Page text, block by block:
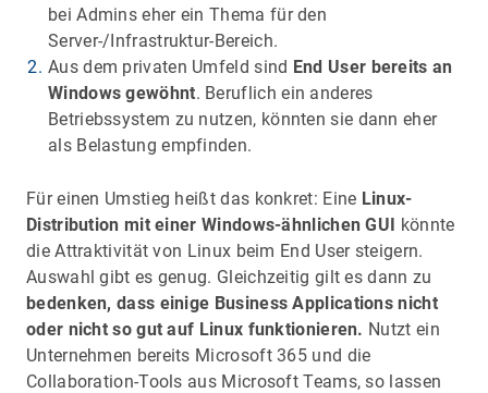
bei Admins eher ein Thema für den
Server-/Infrastruktur-Bereich.
Aus dem privaten Umfeld sind End User bereits an
Windows gewöhnt. Beruflich ein anderes
Betriebssystem zu nutzen, könnten sie dann eher
als Belastung empfinden.
Für einen Umstieg heißt das konkret: Eine Linux-
Distribution mit einer Windows-ähnlichen GUI könnte
die Attraktivität von Linux beim End User steigern.
Auswahl gibt es genug. Gleichzeitig gilt es dann zu
bedenken, dass einige Business Applications nicht
oder nicht so gut auf Linux funktionieren. Nutzt ein
Unternehmen bereits Microsoft 365 und die
Collaboration-Tools aus Microsoft Teams, so lassen